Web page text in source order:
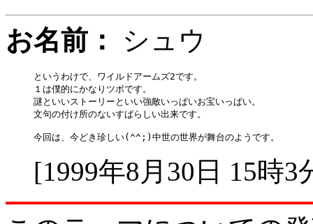
お名前：
シュウ
というわけで、ワイルドアームズ2です。
１は僕的にかなりツボです。
謎といいストーリーといい強敵いっぱいお宝いっぱい。
文句の付け所のないすばらしい出来です。
[1999年8月30日 15時3